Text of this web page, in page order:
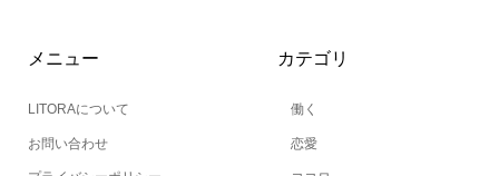
メニュー
LITORAについて
お問い合わせ
カテゴリ
働く
恋愛